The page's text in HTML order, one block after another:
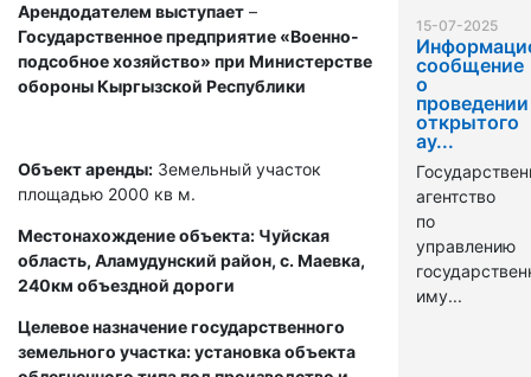
Арендодателем выступает –
Государственное предприятие «Военно-
подсобное хозяйство» при Министерстве
обороны Кыргызской Республики
Объект аренды: Земельный участок
площадью 2000 кв м.
Местонахождение объекта: Чуйская
область, Аламудунский район, с. Маевка,
240км объездной дороги
Целевое назначение государственного
земельного участка: установка объекта
15-07-2025
сообщение
о
проведении
открытого
ау...
агентство
по
управлению
иму...